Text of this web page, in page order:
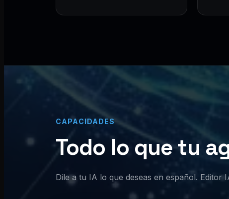
CAPACIDADES
Todo lo que tu
Dile a tu IA lo que deseas en español.